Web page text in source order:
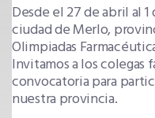
Desde el 27 de abril al
ciudad de Merlo,
Olimpiadas
Invitamos a los colegas
convocatoria para
nuestra provincia.